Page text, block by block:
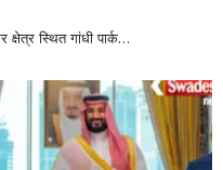
स्थित गांधी पार्क…